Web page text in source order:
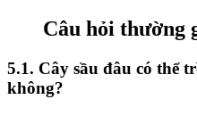
Câu hỏi thường
5.1. Cây sầu đâu có thể
không?